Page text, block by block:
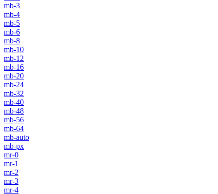
mb-3
mb-4
mb-5
mb-6
mb-8
mb-10
mb-12
mb-16
mb-20
mb-24
mb-32
mb-40
mb-48
mb-56
mb-64
mb-auto
mb-px
mr-0
mr-1
mr-2
mr-3
mr-4